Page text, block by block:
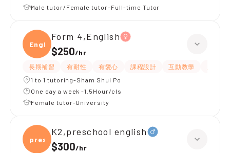
Male tutor/Female tutor-Full-time Tutor
Engli
Form 4,English
$250/hr
長期補習 有耐性 有愛心 課程設計 互動教學
1 to 1 tutoring-Sham Shui Po
One day a week -1.5Hour/cls
Female tutor-University
presc
K2,preschool english
$300/hr